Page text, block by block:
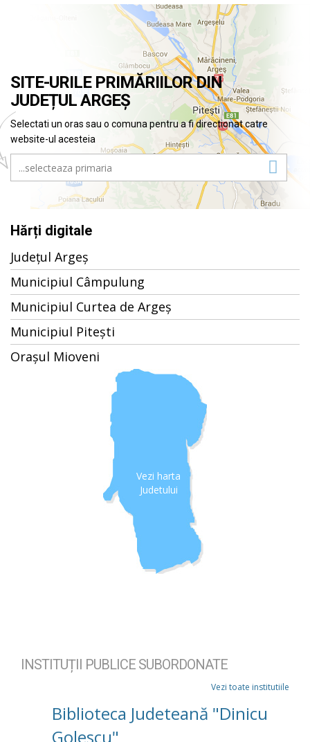
SITE-URILE PRIMĂRIILOR DIN
JUDEȚUL ARGEȘ
Selectati un oras sau o comuna pentru a fi directionat catre
website-ul acesteia
Hărți digitale
Județul Argeș
Municipiul Câmpulung
Municipiul Curtea de Argeș
Municipiul Pitești
Orașul Mioveni
Vezi harta
Judetului
INSTITUȚII PUBLICE SUBORDONATE
Vezi toate institutiile
Biblioteca Judeteană "Dinicu
Golescu"